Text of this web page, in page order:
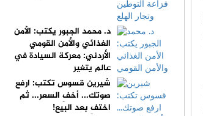
د. محمد الجبور يكتب: الأمن
الغذائي والأمن القومي
الأردني: معركة السيادة في
عالم يتغير
شيرين قسوس تكتب: ارفع
صوتك... أخفِ السعر... ثم
اختفِ بعد البيع!